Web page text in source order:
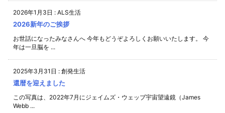
2026年1月3日 : ALS生活
2026新年のご挨拶
お世話になったみなさんへ 今年もどうぞよろしくお願いいたします。 今
年は一旦脳を ...
2025年3月31日 : 創発生活
還暦を迎えました
この写真は、2022年7月にジェイムズ・ウェッブ宇宙望遠鏡（James
Webb ...